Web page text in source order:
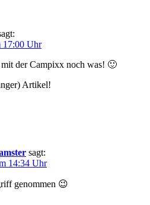
17:00 Uhr
der Campixx noch was! 🙂
Artikel!
sagt:
14:34 Uhr
genommen 😉